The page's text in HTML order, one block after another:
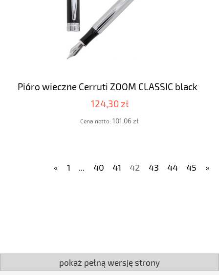
Pióro wieczne Cerruti ZOOM CLASSIC black
124,30 zł
Cena netto: 101,06 zł
« 1 ... 40 41 42 43 44 45 »
pokaż pełną wersję strony